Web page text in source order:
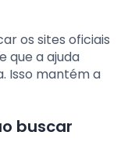
os sites oficiais
que a ajuda
Isso mantém a
buscar